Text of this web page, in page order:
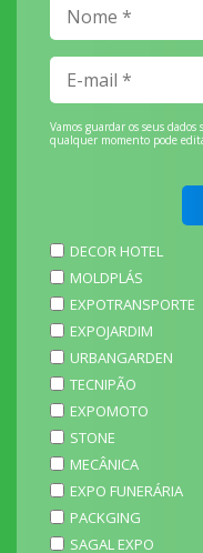
Vamos guardar os seus
qualquer momento pode
DECOR HOTEL
MOLDPLÁS
EXPOTRANSPORTE
EXPOJARDIM
URBANGARDEN
TECNIPÃO
EXPOMOTO
STONE
MECÂNICA
EXPO FUNERÁRIA
PACKGING
SAGAL EXPO